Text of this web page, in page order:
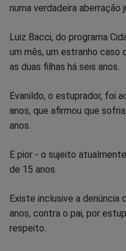
numa verdadeira aberração
Luiz Bacci, do programa
um mês, um estranho caso
as duas filhas há seis anos.
Evanildo, o estuprador, foi
anos, que afirmou que
anos.
E pior - o sujeito
de 15 anos.
Existe inclusive a denúncia
anos, contra o pai, por
respeito.